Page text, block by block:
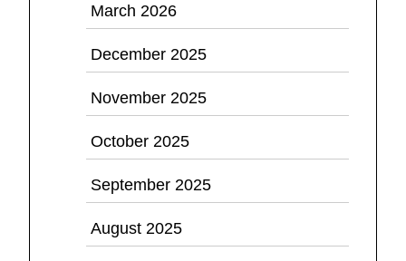
March 2026
December 2025
November 2025
October 2025
September 2025
August 2025